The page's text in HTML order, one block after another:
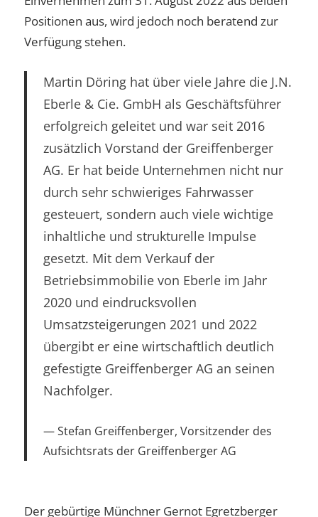
Positionen aus, wird jedoch noch beratend zur
Verfügung stehen.
Martin Döring hat über viele Jahre die J.N.
Eberle & Cie. GmbH als Geschäftsführer
erfolgreich geleitet und war seit 2016
zusätzlich Vorstand der Greiffenberger
AG. Er hat beide Unternehmen nicht nur
durch sehr schwieriges Fahrwasser
gesteuert, sondern auch viele wichtige
inhaltliche und strukturelle Impulse
gesetzt. Mit dem Verkauf der
Betriebsimmobilie von Eberle im Jahr
2020 und eindrucksvollen
Umsatzsteigerungen 2021 und 2022
übergibt er eine wirtschaftlich deutlich
gefestigte Greiffenberger AG an seinen
Nachfolger.
Stefan Greiffenberger, Vorsitzender des
Aufsichtsrats der Greiffenberger AG
Der gebürtige Münchner Gernot Egretzberger